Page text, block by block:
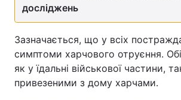
досліджень
Зазначається, що у всіх
симптоми харчового отруєння.
як у їдальні військової частини,
привезеними з дому харчами.